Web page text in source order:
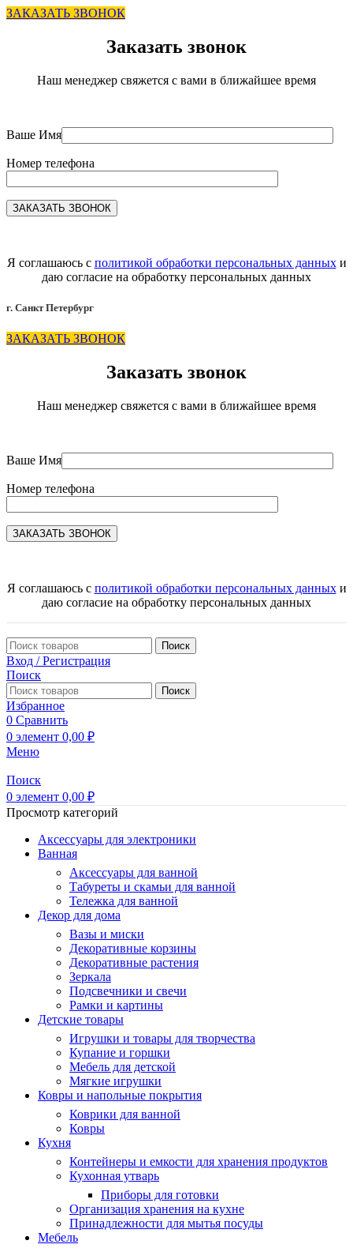
ЗАКАЗАТЬ ЗВОНОК
Заказать звонок
Наш менеджер свяжется с вами в ближайшее время
Ваше Имя
Номер телефона
Я соглашаюсь с политикой обработки персональных данныхи
даю согласие на обработку персональных данных
г. Санкт Петербург
ЗАКАЗАТЬ ЗВОНОК
Заказать звонок
Наш менеджер свяжется с вами в ближайшее время
Ваше Имя
Номер телефона
Я соглашаюсь с политикой обработки персональных данныхи
даю согласие на обработку персональных данных
Поиск
Вход / Регистрация
Поиск
Поиск
Избранное
0 Сравнить
0 элемент 0,00 ₽
Меню
Поиск
0 элемент 0,00 ₽
Просмотр категорий
Аксессуары для электроники
Ванная
Аксессуары для ванной
Табуреты и скамьи для ванной
Тележка для ванной
Декор для дома
Вазы и миски
Декоративные корзины
Декоративные растения
Зеркала
Подсвечники и свечи
Рамки и картины
Детские товары
Игрушки и товары для творчества
Купание и горшки
Мебель для детской
Мягкие игрушки
Ковры и напольные покрытия
Коврики для ванной
Ковры
Кухня
Контейнеры и емкости для хранения продуктов
Кухонная утварь
Приборы для готовки
Организация хранения на кухне
Принадлежности для мытья посуды
Мебель